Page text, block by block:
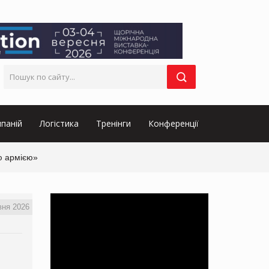
Логістика Тренінги Конференції
армією»
2026